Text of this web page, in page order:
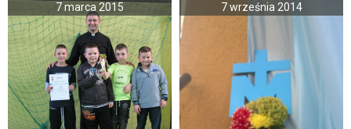
7 marca 2015 7 września 2014